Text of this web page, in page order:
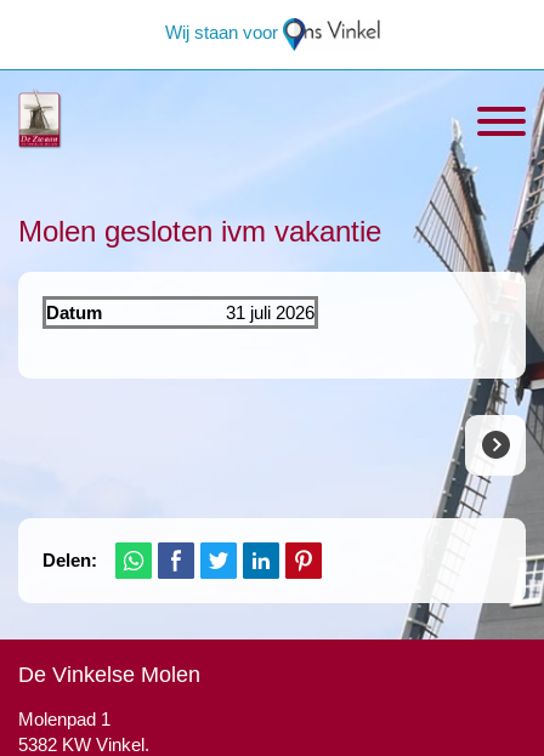
Wij staan voor
Molen gesloten ivm vakantie
Datum 31 juli 2026
Delen:
De Vinkelse Molen
Molenpad 1
5382 KW Vinkel.